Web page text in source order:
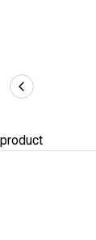
product